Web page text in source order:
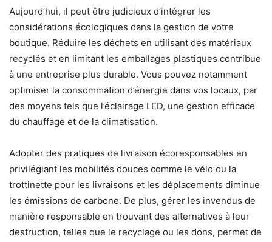
Aujourd’hui, il peut être judicieux d’intégrer les
considérations écologiques dans la gestion de votre
boutique. Réduire les déchets en utilisant des matériaux
recyclés et en limitant les emballages plastiques contribue
à une entreprise plus durable. Vous pouvez notamment
optimiser la consommation d’énergie dans vos locaux, par
des moyens tels que l’éclairage LED, une gestion efficace
du chauffage et de la climatisation.
Adopter des pratiques de livraison écoresponsables en
privilégiant les mobilités douces comme le vélo ou la
trottinette pour les livraisons et les déplacements diminue
les émissions de carbone. De plus, gérer les invendus de
manière responsable en trouvant des alternatives à leur
destruction, telles que le recyclage ou les dons, permet de